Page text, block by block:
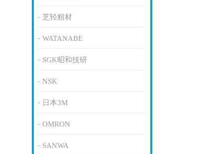
芝轻粗材
WATANABE
SGK昭和技研
NSK
日本3M
OMRON
SANWA